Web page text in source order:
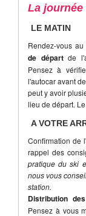
La journée
LE MATIN
Rendez-vous
de départde
Pensez à
l'autocar avant
peut y avoir
lieu de départ.
A VOTRE
Confirmation de
rappel des
pratique du ski
nous vous
station.
Distribution
Pensez à vous